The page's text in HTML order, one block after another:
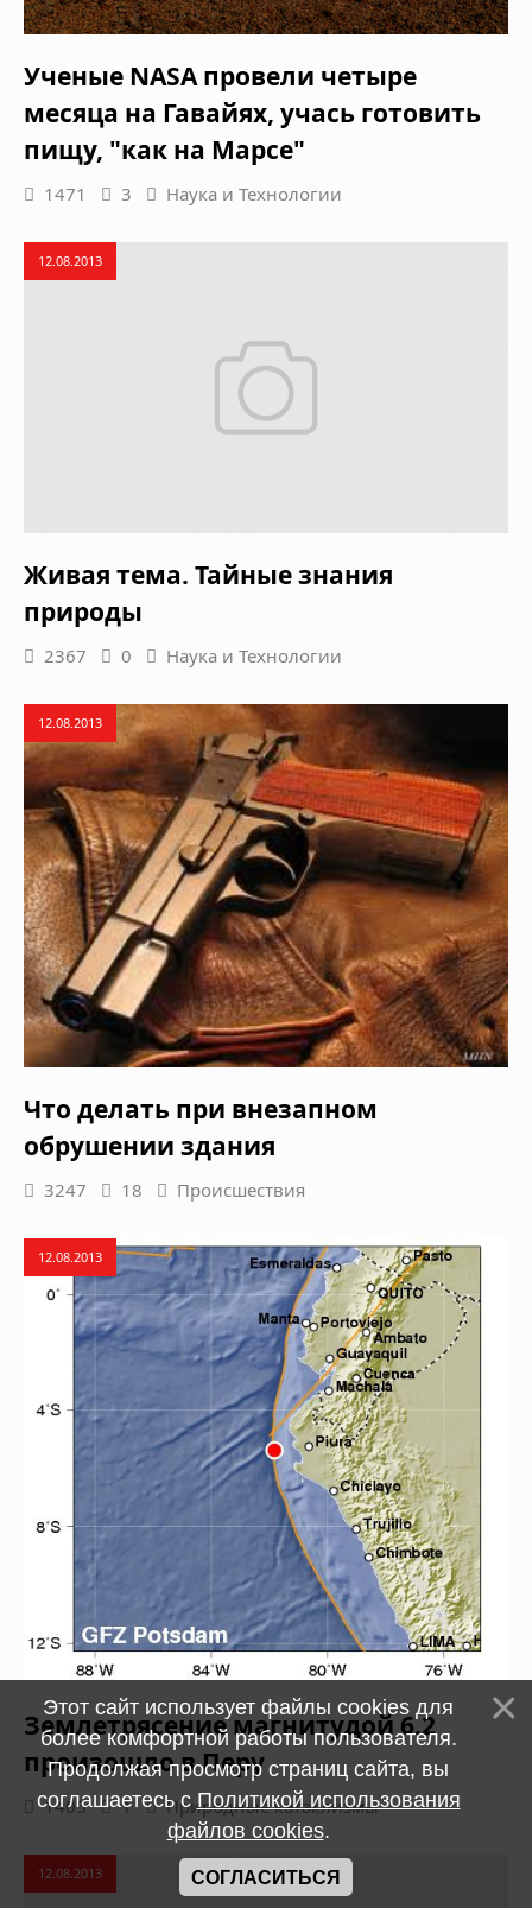
Ученые NASA провели четыре
месяца на Гавайях, учась готовить
пищу, "как на Марсе"
1471 3 Наука и Технологии
12.08.2013
Живая тема. Тайные знания
природы
2367 0 Наука и Технологии
12.08.2013
Что делать при внезапном
обрушении здания
3247 18 Происшествия
12.08.2013
Землетрясение магнитудой 6.2
произошло в Перу
1405 1 Природные катаклизмы
12.08.2013
Этот сайт использует файлы cookies для
более комфортной работы пользователя.
Продолжая просмотр страниц сайта, вы
соглашаетесь сПолитикой использования
файлов cookies.
СОГЛАСИТЬСЯ